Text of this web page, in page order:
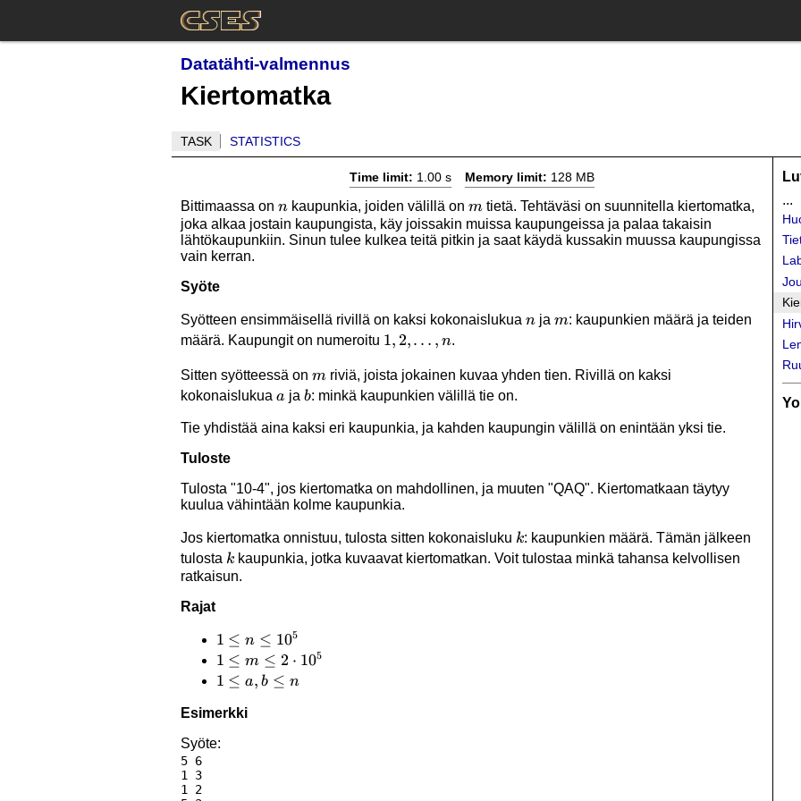
Datatähti-valmennus
Kiertomatka
TASK STATISTICS
Time limit: 1.00 s Memory limit: 128 MB
Bittimaassa on n
nkaupunkia, joiden välillä on m
mtietä. Tehtäväsi on suunnitella kiertomatka,
joka alkaa jostain kaupungista, käy joissakin muissa kaupungeissa ja palaa takaisin
lähtökaupunkiin. Sinun tulee kulkea teitä pitkin ja saat käydä kussakin muussa kaupungissa
vain kerran.
Syöte
Syötteen ensimmäisellä rivillä on kaksi kokonaislukua n
nja m
m: kaupunkien määrä ja teiden
määrä. Kaupungit on numeroitu 1,2,\ldots,n
1, 2,… , n.
Sitten syötteessä on m
mriviä, joista jokainen kuvaa yhden tien. Rivillä on kaksi
kokonaislukua a
a ja b
b: minkä kaupunkien välillä tie on.
Tie yhdistää aina kaksi eri kaupunkia, ja kahden kaupungin välillä on enintään yksi tie.
Tuloste
Tulosta "10-4", jos kiertomatka on mahdollinen, ja muuten "QAQ". Kiertomatkaan täytyy
kuulua vähintään kolme kaupunkia.
Jos kiertomatka onnistuu, tulosta sitten kokonaisluku k
k: kaupunkien määrä. Tämän jälkeen
tulosta k
k kaupunkia, jotka kuvaavat kiertomatkan. Voit tulostaa minkä tahansa kelvollisen
ratkaisun.
Rajat
1 \le
n
\le
1 ≤ n ≤ 105
1 \le
m \le
\cdot
10^5
1 ≤ m ≤ 2 ⋅ 105
1
a,b
\le
1 ≤ a, b ≤ n
Esimerkki
Syöte:
5 6
1 3
1 2
...